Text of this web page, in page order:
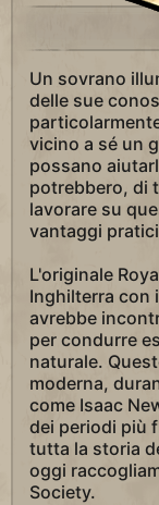
Un sovrano
delle sue
vicino a sé un
possano
potrebbero, di
lavorare su
vantaggi
L'originale
Inghilterra con
avrebbe
per condurre
naturale.
moderna,
come Isaac
dei periodi più
tutta la storia
oggi
Society.